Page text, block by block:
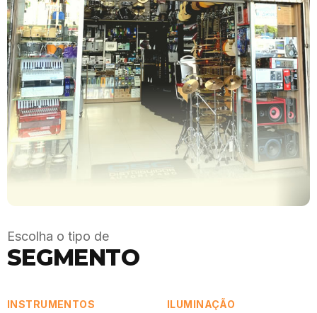
Escolha o tipo de
SEGMENTO
INSTRUMENTOS
ILUMINAÇÃO